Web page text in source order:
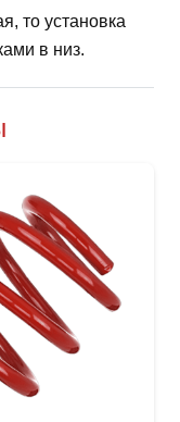
то установка
в низ.